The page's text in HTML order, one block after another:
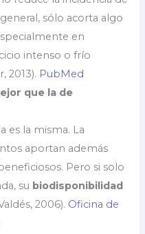
sólo acorta algo
en
intenso o frío
2013). PubMed
que la de
es la misma. La
aportan además
Pero si solo
su biodisponibilidad
2006). Oficina de